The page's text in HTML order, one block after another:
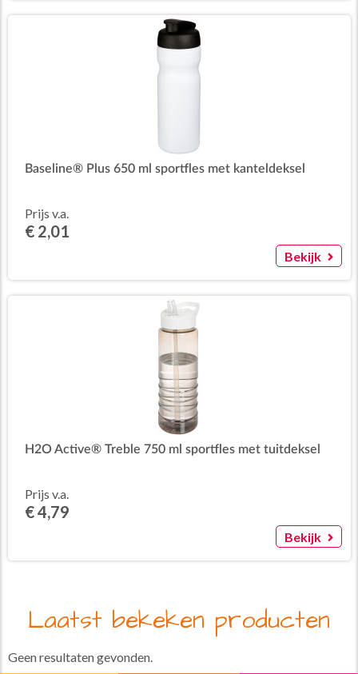
Baseline® Plus 650 ml sportfles met kanteldeksel
Prijs v.a.
€ 2,01
Bekijk
H2O Active® Treble 750 ml sportfles met tuitdeksel
Prijs v.a.
€ 4,79
Bekijk
Laatst bekeken producten
Geen resultaten gevonden.